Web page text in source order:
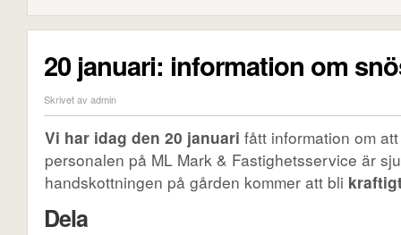
20 januari: information om
Skrivet av admin
Vi har idag den 20 januari fått information om
personalen på ML Mark & Fastighetsservice är
handskottningen på gården kommer att bli
Dela